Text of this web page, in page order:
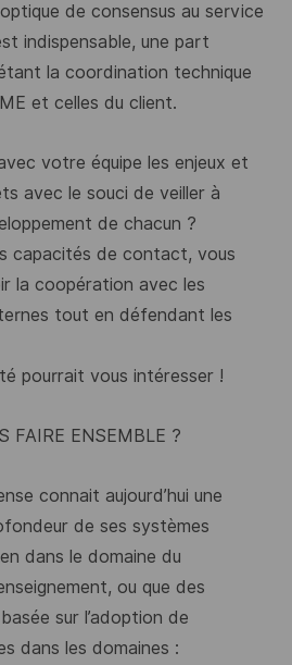
de consensus au service
indispensable, une part
la coordination technique
et celles du client.
votre équipe les enjeux et
avec le souci de veiller à
de chacun ?
capacités de contact, vous
la coopération avec les
tout en défendant les
pourrait vous intéresser !
FAIRE ENSEMBLE ?
connait aujourd’hui une
de ses systèmes
dans le domaine du
ou que des
sur l’adoption de
dans les domaines :